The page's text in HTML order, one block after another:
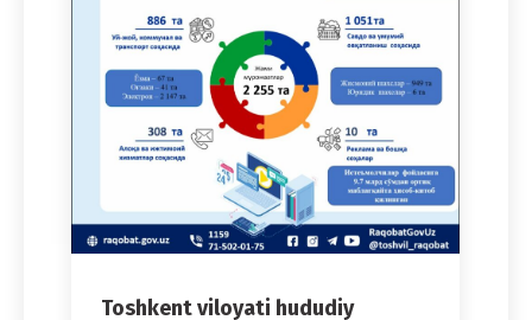
Toshkent viloyati hududiy